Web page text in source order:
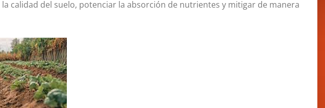
calidad del suelo, potenciar la absorción de nutrientes y mitigar de manera